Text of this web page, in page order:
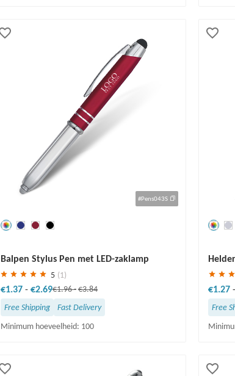
#Pens043S
Balpen Stylus Pen met LED-zaklamp
5 (1)
€1.37 - €2.69€1.96-€3.84
Free Shipping
Fast Delivery
Minimum hoeveelheid: 100
€1.27-
Free